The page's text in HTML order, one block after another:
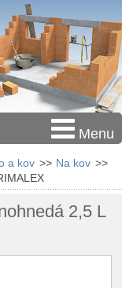
Menu
a kov >> Na kov >>
2,5 L